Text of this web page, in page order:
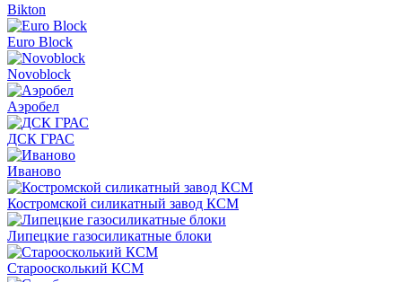
Bikton
Euro Block
Novoblock
Аэробел
ДСК ГРАС
Иваново
Костромской силикатный завод КСМ
Липецкие газосиликатные блоки
Староосколький КСМ